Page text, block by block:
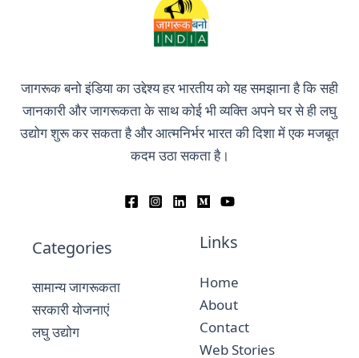
जागरूक बनो इंडिया का उद्देश्य हर भारतीय को यह समझाना है कि सही
जानकारी और जागरूकता के साथ कोई भी व्यक्ति अपने घर से ही लघु
उद्योग शुरू कर सकता है और आत्मनिर्भर भारत की दिशा में एक मजबूत
कदम उठा सकता है।
Categories
सामान्य जागरूकता
सरकारी योजनाएं
लघु उद्योग
Links
Home
About
Contact
Web Stories